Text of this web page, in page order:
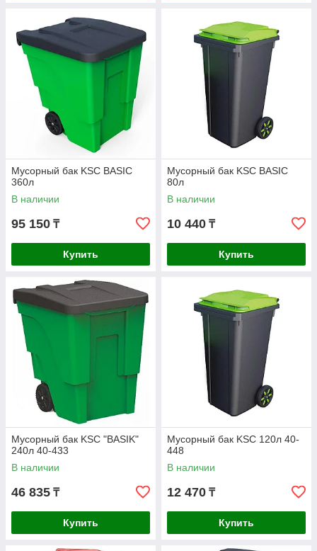
Мусорный бак KSC BASIC
360л
В наличии
95 150 ₸
Купить
Мусорный бак KSC BASIC
80л
В наличии
10 440 ₸
Купить
Мусорный бак KSC "BASIK"
240л 40-433
В наличии
46 835 ₸
Купить
Мусорный бак KSC 120л 40-
448
В наличии
12 470 ₸
Купить